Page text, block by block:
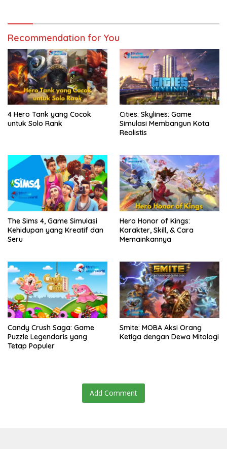
Recommendation for You
4 Hero Tank yang Cocok
untuk Solo Rank
Cities: Skylines: Game
Simulasi Membangun Kota
Realistis
The Sims 4, Game Simulasi
Kehidupan yang Kreatif dan
Seru
Hero Honor of Kings:
Karakter, Skill, & Cara
Memainkannya
Candy Crush Saga: Game
Puzzle Legendaris yang
Tetap Populer
Smite: MOBA Aksi Orang
Ketiga dengan Dewa Mitologi
Add Comment